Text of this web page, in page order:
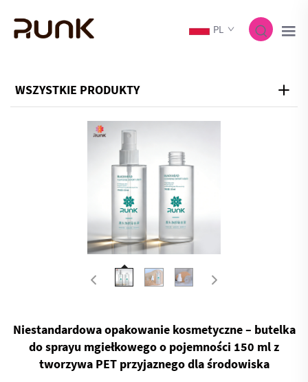
PL
WSZYSTKIE PRODUKTY
Niestandardowa opakowanie kosmetyczne – butelka
do sprayu mgiełkowego o pojemności 150 ml z
tworzywa PET przyjaznego dla środowiska